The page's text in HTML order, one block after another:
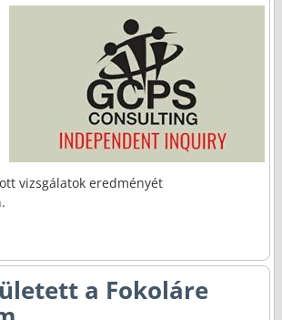
vizsgálatok eredményét
a Fokoláre